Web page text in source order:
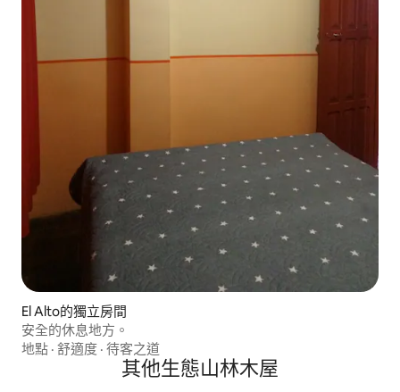
El Alto的獨立房間
安全的休息地方。
地點 · 舒適度 · 待客之道
其他生態山林木屋